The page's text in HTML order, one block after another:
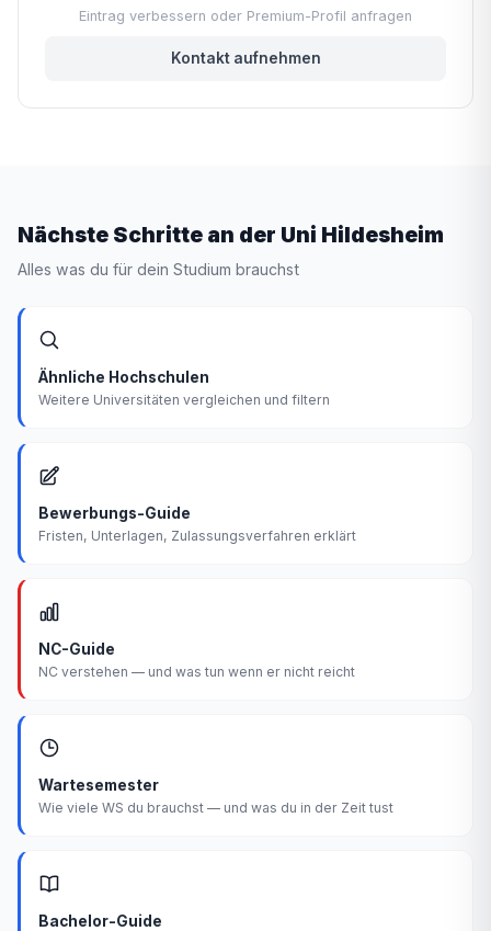
Eintrag verbessern oder Premium-Profil anfragen
Kontakt aufnehmen
Nächste Schritte an der Uni Hildesheim
Alles was du für dein Studium brauchst
Ähnliche Hochschulen
Weitere Universitäten vergleichen und filtern
Bewerbungs-Guide
Fristen, Unterlagen, Zulassungsverfahren erklärt
NC-Guide
NC verstehen — und was tun wenn er nicht reicht
Wartesemester
Wie viele WS du brauchst — und was du in der Zeit tust
Bachelor-Guide